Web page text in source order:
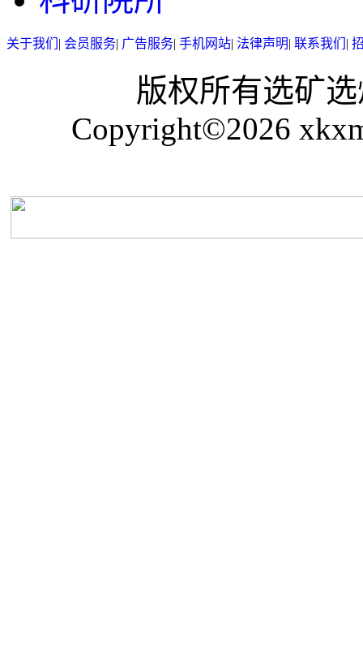
关于我们 | 会员服务| 广告服务| 手机网站| 法律声明| 联系我们 |
版权所有选矿选
Copyright©2026